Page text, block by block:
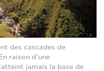
des cascades de
raison d'une
jamais la base de